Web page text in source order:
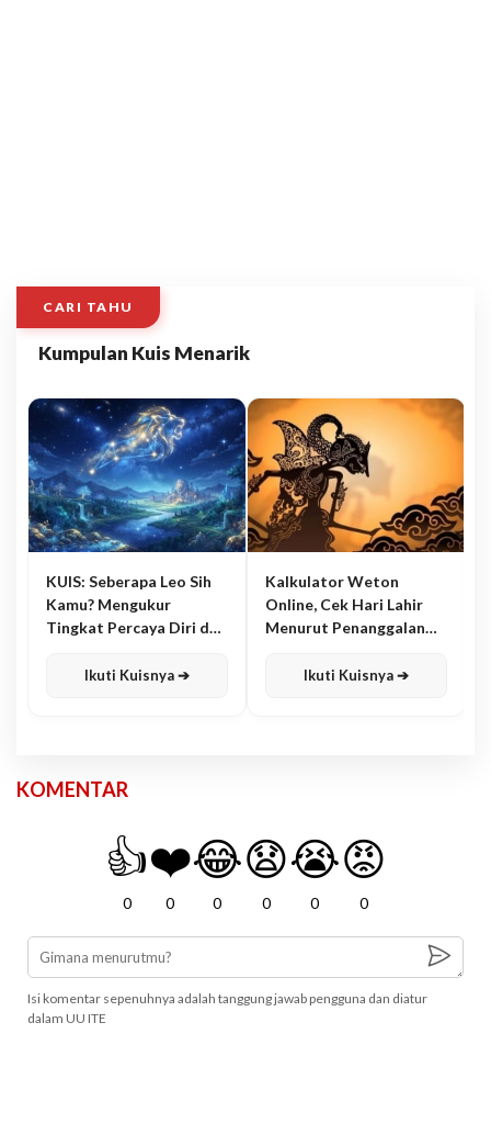
CARI TAHU
Kumpulan Kuis Menarik
KUIS: Seberapa Leo Sih
Kamu? Mengukur
Tingkat Percaya Diri dan
Ikuti Kuisnya ➔
Kalkulator Weton
Online, Cek Hari Lahir
Menurut Penanggalan
Ikuti Kuisnya ➔
KOMENTAR
👍
0
❤️
0
😂
0
😧
0
😭
0
😡
0
Isi komentar sepenuhnya adalah tanggung jawab pengguna dan diatur
dalam UU ITE